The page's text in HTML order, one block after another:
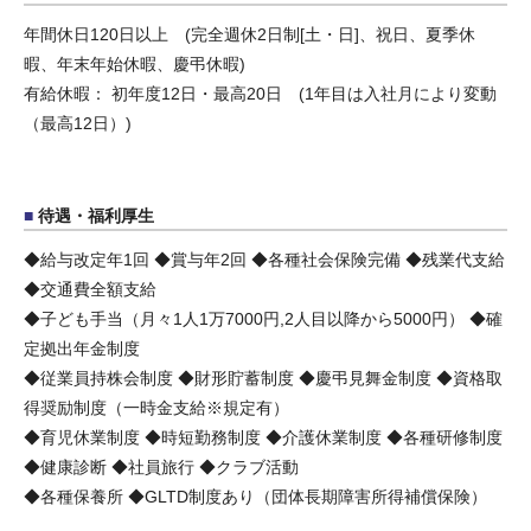
年間休日120日以上 (完全週休2日制[土・日]、祝日、夏季休
暇、年末年始休暇、慶弔休暇)
有給休暇： 初年度12日・最高20日 (1年目は入社月により変動
（最高12日）)
待遇・福利厚生
◆給与改定年1回 ◆賞与年2回 ◆各種社会保険完備 ◆残業代支給
◆交通費全額支給
◆子ども手当（月々1人1万7000円,2人目以降から5000円） ◆確
定拠出年金制度
◆従業員持株会制度 ◆財形貯蓄制度 ◆慶弔見舞金制度 ◆資格取
得奨励制度（一時金支給※規定有）
◆育児休業制度 ◆時短勤務制度 ◆介護休業制度 ◆各種研修制度
◆健康診断 ◆社員旅行 ◆クラブ活動
◆各種保養所 ◆GLTD制度あり（団体長期障害所得補償保険）